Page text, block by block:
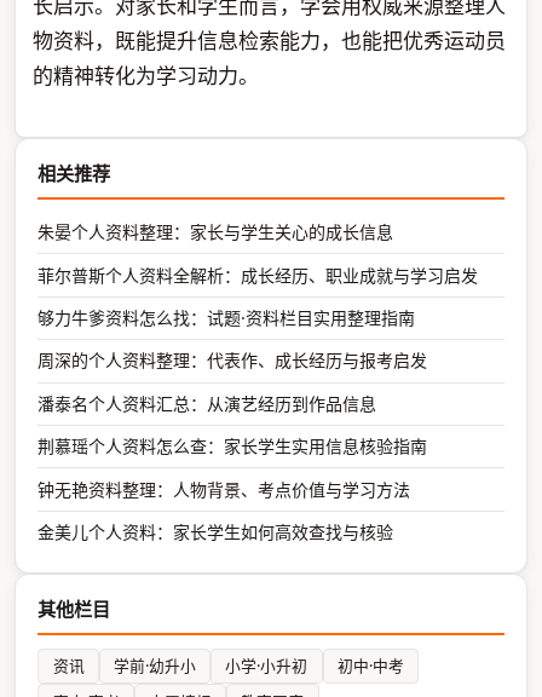
物资料，既能提升信息检索能力，也能把优秀运动员
的精神转化为学习动力。
相关推荐
朱晏个人资料整理：家长与学生关心的成长信息
菲尔普斯个人资料全解析：成长经历、职业成就与学习启发
够力牛爹资料怎么找：试题·资料栏目实用整理指南
周深的个人资料整理：代表作、成长经历与报考启发
潘泰名个人资料汇总：从演艺经历到作品信息
荆慕瑶个人资料怎么查：家长学生实用信息核验指南
钟无艳资料整理：人物背景、考点价值与学习方法
金美儿个人资料：家长学生如何高效查找与核验
其他栏目
资讯 学前·幼升小 小学·小升初
初中·中考